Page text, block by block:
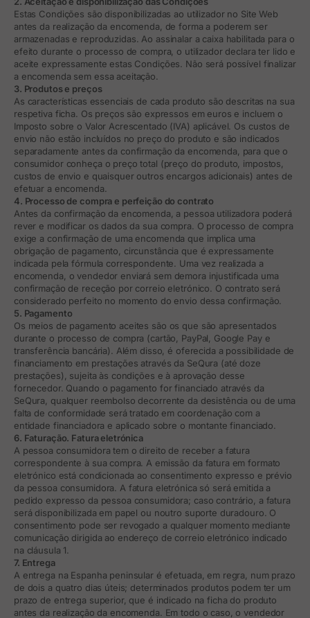
Estas Condições são disponibilizadas ao utilizador no Site Web
antes da realização da encomenda, de forma a poderem ser
armazenadas e reproduzidas. Ao assinalar a caixa habilitada para o
efeito durante o processo de compra, o utilizador declara ter lido e
aceite expressamente estas Condições. Não será possível finalizar
a encomenda sem essa aceitação.
3. Produtos e preços
As características essenciais de cada produto são descritas na sua
respetiva ficha. Os preços são expressos em euros e incluem o
Imposto sobre o Valor Acrescentado (IVA) aplicável. Os custos de
envio não estão incluídos no preço do produto e são indicados
separadamente antes da confirmação da encomenda, para que o
consumidor conheça o preço total (preço do produto, impostos,
custos de envio e quaisquer outros encargos adicionais) antes de
efetuar a encomenda.
4. Processo de compra e perfeição do contrato
Antes da confirmação da encomenda, a pessoa utilizadora poderá
rever e modificar os dados da sua compra. O processo de compra
exige a confirmação de uma encomenda que implica uma
obrigação de pagamento, circunstância que é expressamente
indicada pela fórmula correspondente. Uma vez realizada a
encomenda, o vendedor enviará sem demora injustificada uma
confirmação de receção por correio eletrónico. O contrato será
considerado perfeito no momento do envio dessa confirmação.
5. Pagamento
Os meios de pagamento aceites são os que são apresentados
durante o processo de compra (cartão, PayPal, Google Pay e
transferência bancária). Além disso, é oferecida a possibilidade de
financiamento em prestações através da SeQura (até doze
prestações), sujeita às condições e à aprovação desse
fornecedor. Quando o pagamento for financiado através da
SeQura, qualquer reembolso decorrente da desistência ou de uma
falta de conformidade será tratado em coordenação com a
entidade financiadora e aplicado sobre o montante financiado.
6. Faturação. Fatura eletrónica
A pessoa consumidora tem o direito de receber a fatura
correspondente à sua compra. A emissão da fatura em formato
eletrónico está condicionada ao consentimento expresso e prévio
da pessoa consumidora. A fatura eletrónica só será emitida a
pedido expresso da pessoa consumidora; caso contrário, a fatura
será disponibilizada em papel ou noutro suporte duradouro. O
consentimento pode ser revogado a qualquer momento mediante
comunicação dirigida ao endereço de correio eletrónico indicado
na cláusula 1.
7. Entrega
A entrega na Espanha peninsular é efetuada, em regra, num prazo
de dois a quatro dias úteis; determinados produtos podem ter um
prazo de entrega superior, que é indicado na ficha do produto
antes da realização da encomenda. Em todo o caso, o vendedor